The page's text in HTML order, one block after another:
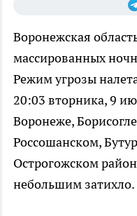
Воронежская
массированных
Режим угрозы
20:03 вторника, 9
Воронеже,
Россошанском,
Острогожском
небольшим затихло.